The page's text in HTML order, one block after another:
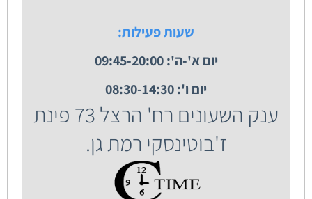
שעות פעילות:
יום א'-ה': 09:45-20:00
יום ו': 08:30-14:30
ענק השעונים רח' הרצל 73 פינת
ז'בוטינסקי רמת גן.